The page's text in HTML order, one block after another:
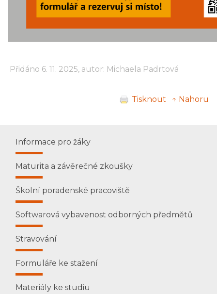
Přidáno 6. 11. 2025, autor: Michaela Padrtová
Tisknout ↑ Nahoru
Informace pro žáky
Maturita a závěrečné zkoušky
Školní poradenské pracoviště
Softwarová vybavenost odborných předmětů
Stravování
Formuláře ke stažení
Materiály ke studiu